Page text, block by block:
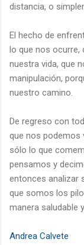
distancia, o
El hecho de
lo que nos ocurre,
nuestra vida, que
manipulación,
nuestro camino.
De regreso con
que nos podemos
sólo lo que
pensamos y
entonces analizar
que somos los
manera saludable
Andrea Calvete